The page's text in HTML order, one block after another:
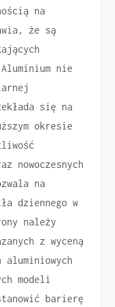
na
że są
nie
się na
okresie
nowoczesnych
na
dziennego w
należy
z wyceną
modeli
barierę